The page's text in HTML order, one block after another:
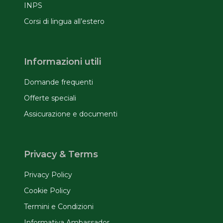
INPS
Corsi di lingua all’estero
Informazioni utili
Domande frequenti
Offerte speciali
Assicurazione e documenti
Privacy & Terms
Privacy Policy
Cookie Policy
Termini e Condizioni